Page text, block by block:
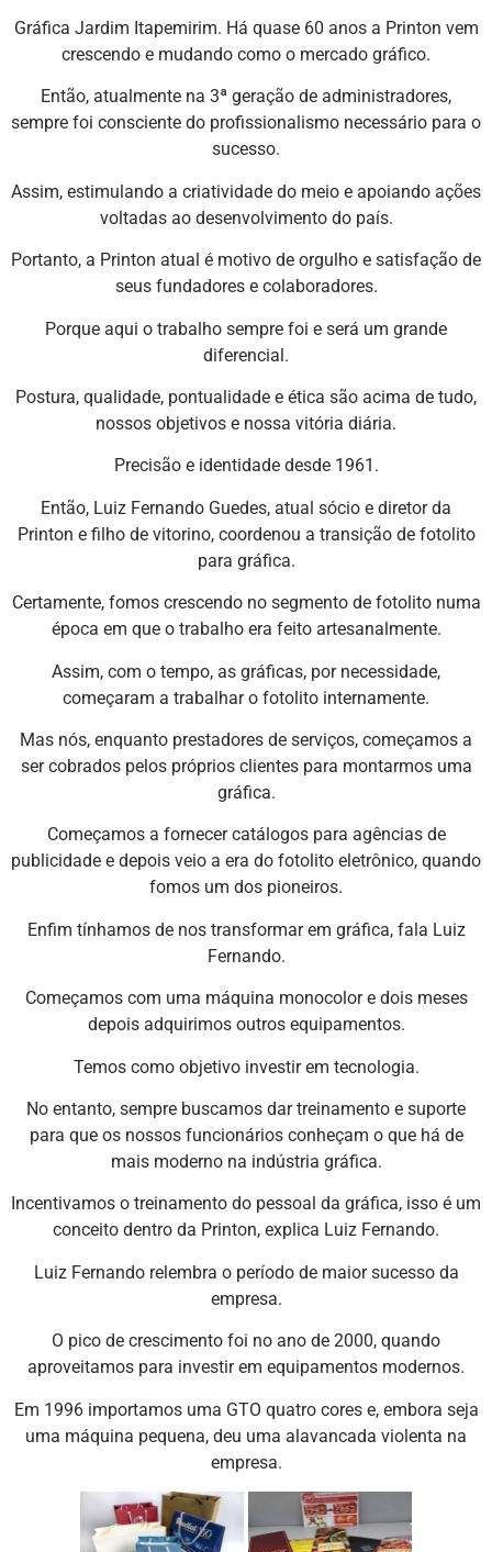
Gráfica Jardim Itapemirim. Há quase 60 anos a Printon vem
crescendo e mudando como o mercado gráfico.
Então, atualmente na 3ª geração de administradores,
sempre foi consciente do profissionalismo necessário para o
sucesso.
Assim, estimulando a criatividade do meio e apoiando ações
voltadas ao desenvolvimento do país.
Portanto, a Printon atual é motivo de orgulho e satisfação de
seus fundadores e colaboradores.
Porque aqui o trabalho sempre foi e será um grande
diferencial.
Postura, qualidade, pontualidade e ética são acima de tudo,
nossos objetivos e nossa vitória diária.
Precisão e identidade desde 1961.
Então, Luiz Fernando Guedes, atual sócio e diretor da
Printon e filho de vitorino, coordenou a transição de fotolito
para gráfica.
Certamente, fomos crescendo no segmento de fotolito numa
época em que o trabalho era feito artesanalmente.
Assim, com o tempo, as gráficas, por necessidade,
começaram a trabalhar o fotolito internamente.
Mas nós, enquanto prestadores de serviços, começamos a
ser cobrados pelos próprios clientes para montarmos uma
gráfica.
Começamos a fornecer catálogos para agências de
publicidade e depois veio a era do fotolito eletrônico, quando
fomos um dos pioneiros.
Enfim tínhamos de nos transformar em gráfica, fala Luiz
Fernando.
Começamos com uma máquina monocolor e dois meses
depois adquirimos outros equipamentos.
Temos como objetivo investir em tecnologia.
No entanto, sempre buscamos dar treinamento e suporte
para que os nossos funcionários conheçam o que há de
mais moderno na indústria gráfica.
Incentivamos o treinamento do pessoal da gráfica, isso é um
conceito dentro da Printon, explica Luiz Fernando.
Luiz Fernando relembra o período de maior sucesso da
empresa.
O pico de crescimento foi no ano de 2000, quando
aproveitamos para investir em equipamentos modernos.
Em 1996 importamos uma GTO quatro cores e, embora seja
uma máquina pequena, deu uma alavancada violenta na
empresa.